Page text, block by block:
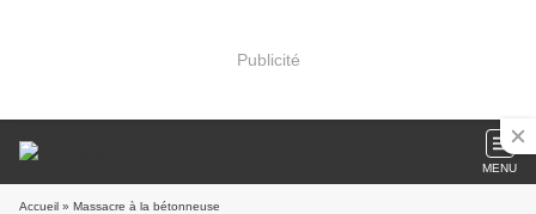
Publicité
MENU
Accueil » Massacre à la bétonneuse